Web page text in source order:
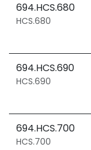
694.HCS.680
HCS.680
694.HCS.690
HCS.690
694.HCS.700
HCS.700